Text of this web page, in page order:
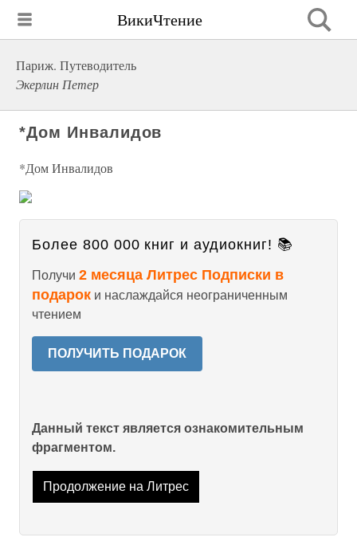
ВикиЧтение
Париж. Путеводитель
Экерлин Петер
*Дом Инвалидов
*Дом Инвалидов
Более 800 000 книг и аудиокниг! 📚
Получи 2 месяца Литрес Подписки в
подарок и наслаждайся неограниченным
чтением
ПОЛУЧИТЬ ПОДАРОК
Данный текст является ознакомительным
фрагментом.
Продолжение на Литрес